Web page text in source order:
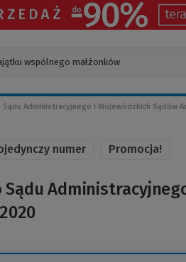
Administracyjnego i Wojewódzkich Sądów
numer Promocja!
Sądu